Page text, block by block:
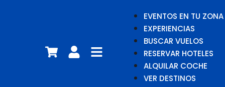
EVENTOS EN TU ZONA
EXPERIENCIAS
BUSCAR VUELOS
RESERVAR HOTELES
ALQUILAR COCHE
VER DESTINOS